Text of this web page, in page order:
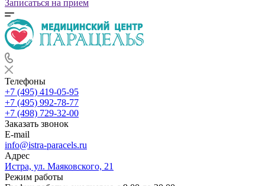
Записаться на прием
Телефоны
+7 (495) 419-05-95
+7 (495) 992-78-77
+7 (498) 729-32-00
Заказать звонок
E-mail
info@istra-paracels.ru
Адрес
Истра, ул. Маяковского, 21
Режим работы